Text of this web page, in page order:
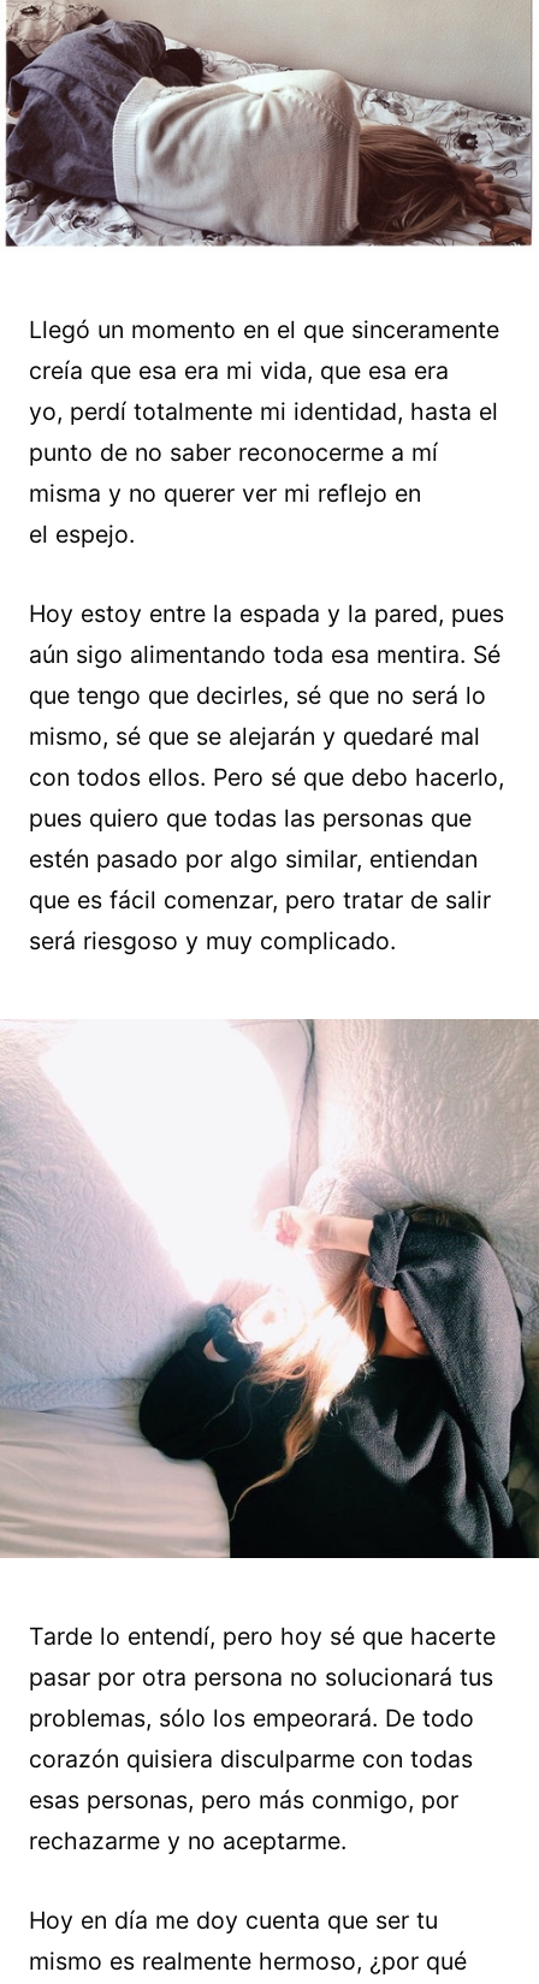
Llegó un momento en el que sinceramente
creía que esa era mi vida, que esa era
yo, perdí totalmente mi identidad, hasta el
punto de no saber reconocerme a mí
misma y no querer ver mi reflejo en
el espejo.
Hoy estoy entre la espada y la pared, pues
aún sigo alimentando toda esa mentira. Sé
que tengo que decirles, sé que no será lo
mismo, sé que se alejarán y quedaré mal
con todos ellos. Pero sé que debo hacerlo,
pues quiero que todas las personas que
estén pasado por algo similar, entiendan
que es fácil comenzar, pero tratar de salir
será riesgoso y muy complicado.
Tarde lo entendí, pero hoy sé que hacerte
pasar por otra persona no solucionará tus
problemas, sólo los empeorará. De todo
corazón quisiera disculparme con todas
esas personas, pero más conmigo, por
rechazarme y no aceptarme.
Hoy en día me doy cuenta que ser tu
mismo es realmente hermoso, ¿por qué